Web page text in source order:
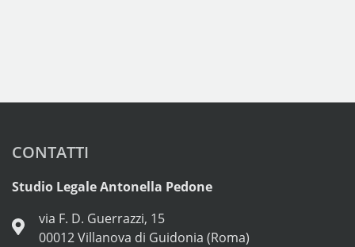
CONTATTI
Studio Legale Antonella Pedone
via F. D. Guerrazzi, 15
00012 Villanova di Guidonia (Roma)